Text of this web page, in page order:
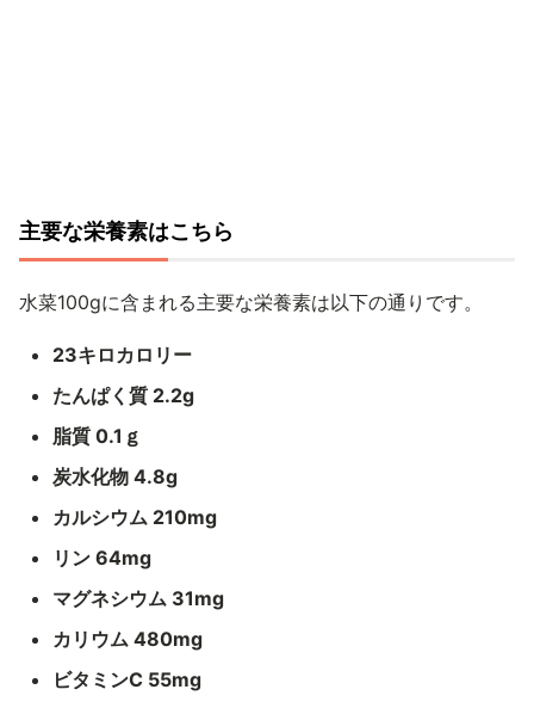
‌主要な栄養素はこちら
水菜100gに含まれる主要な栄養素は以下の通りです。
23キロカロリー
たんぱく質 2.2g
脂質 0.1ｇ
炭水化物 4.8g
カルシウム 210mg
リン 64mg
マグネシウム 31mg
カリウム 480mg
ビタミンC 55mg